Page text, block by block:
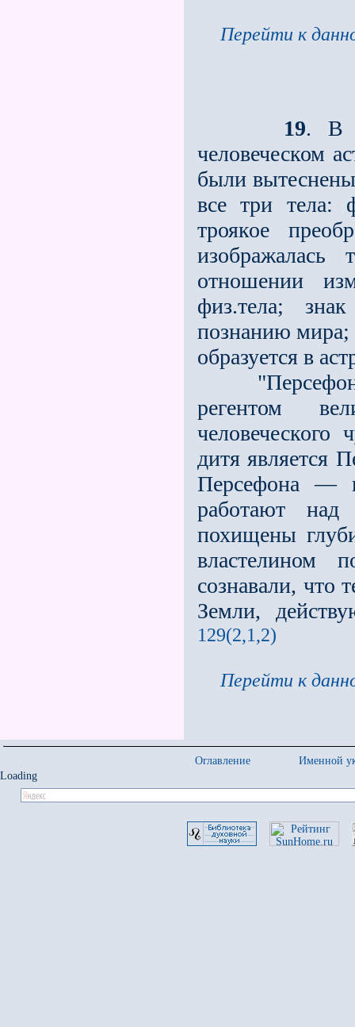
Перейти к
19. В
человеческом
были
все три тела:
троякое
отношении
физ.тела;
познанию мира;
образуется в
"Персефона,
регентом
дитя является
Персефона —
работают
похищены
властелином
сознавали, что
Земли,
129(2,1,2)
Перейти к
Оглавление
Именной
Loading